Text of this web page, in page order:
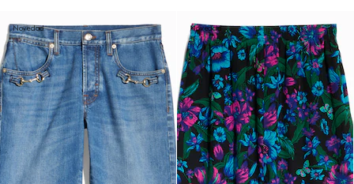
Novedad Novedad